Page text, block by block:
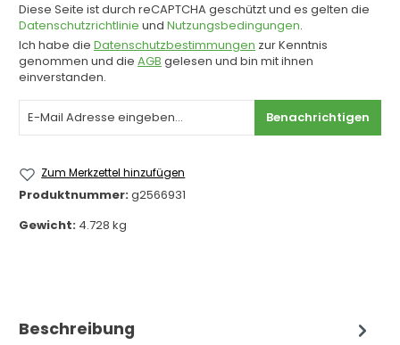
Diese Seite ist durch reCAPTCHA geschützt und es gelten die
Datenschutzrichtlinie und Nutzungsbedingungen.
Ich habe die Datenschutzbestimmungen zur Kenntnis
genommen und die AGB gelesen und bin mit ihnen
einverstanden.
Benachrichtigen
Zum Merkzettel hinzufügen
Produktnummer:g2566931
Gewicht: 4.728 kg
Beschreibung